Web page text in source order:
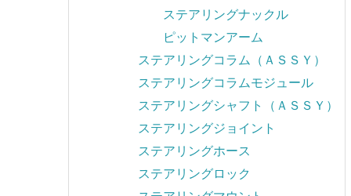
ステアリングナックル
ピットマンアーム
ステアリングコラム（ＡＳＳＹ）
ステアリングコラムモジュール
ステアリングシャフト（ＡＳＳＹ）
ステアリングジョイント
ステアリングホース
ステアリングロック